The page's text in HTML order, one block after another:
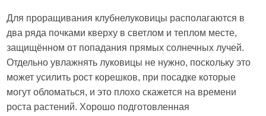
Для проращивания клубнелуковицы располагаются в
два ряда почками кверху в светлом и теплом месте,
защищённом от попадания прямых солнечных лучей.
Отдельно увлажнять луковицы не нужно, поскольку это
может усилить рост корешков, при посадке которые
могут обломаться, и это плохо скажется на времени
роста растений. Хорошо подготовленная